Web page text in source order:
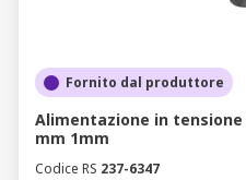
Fornito dal produttore
Alimentazione in tensione
mm 1mm
Codice RS 237-6347